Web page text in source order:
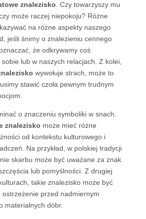
znalezisko . Czy towarzyszy mu
może raczej niepokoju? Różne
na różne aspekty naszego
jeśli śnimy o znalezieniu cennego
że odkrywamy coś
lub w naszych relacjach. Z kolei,
wywołuje strach, może to
stawić czoła pewnym trudnym
o znaczeniu symboliki w snach.
znalezisko może mieć różne
od kontekstu kulturowego i
Na przykład, w polskiej tradycji
skarbu może być uważane za znak
lub pomyślności. Z drugiej
takie znalezisko może być
ostrzeżenie przed nadmiernym
materialnych dóbr.